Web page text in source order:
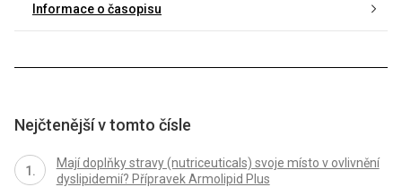
Informace o časopisu
Nejčtenější v tomto čísle
Mají doplňky stravy (nutriceuticals) svoje místo v ovlivnění
dyslipidemií? Přípravek Armolipid Plus